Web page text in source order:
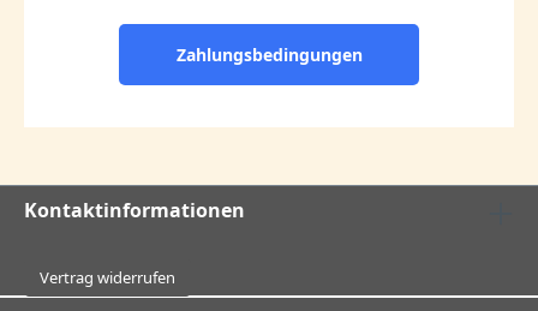
Zahlungsbedingungen
Kontaktinformationen
Vertrag widerrufen